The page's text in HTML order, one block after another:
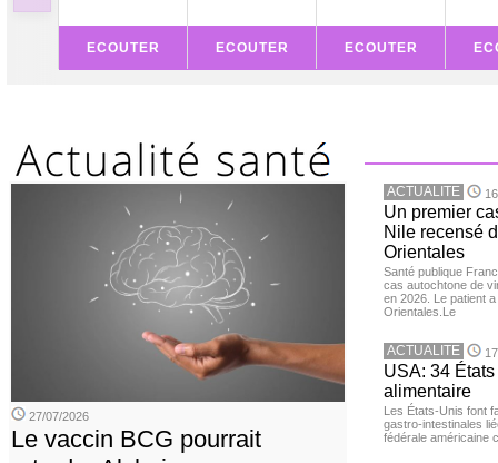
ECOUTER ECOUTER ECOUTER
27/07/2026
Le vaccin BCG pourrait
ACTUALITE
Un premier
Nile recensé
Orientales
Santé publique
cas autochtone de
en 2026. Le patient
Orientales.Le
ACTUALITE
USA: 34
alimentaire
Les États-Unis font
gastro-intestinales
fédérale américaine